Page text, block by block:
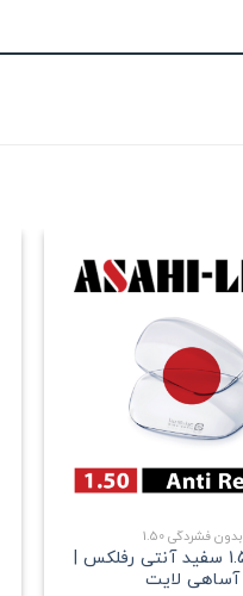
+
بدون فشردگی 1.50
عدسی 1.50 سفید آنتی رفلکس |
آساهی لایت